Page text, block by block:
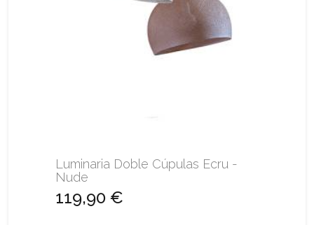
Luminaria Doble Cúpulas Ecru -
Nude
119,90 €